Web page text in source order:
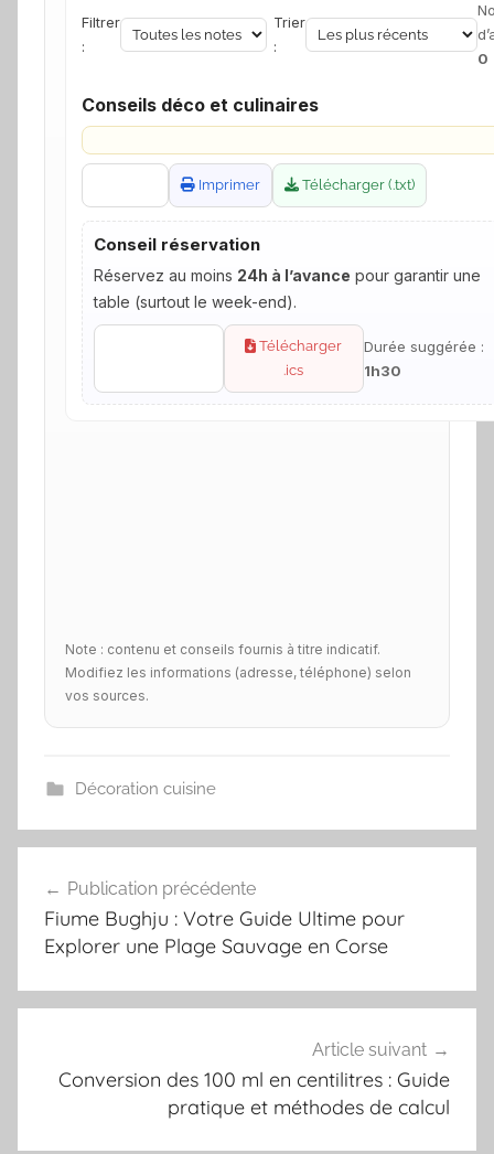
Filtrer
:
Trier
:
0
Conseils déco et culinaires
Imprimer Télécharger (.txt)
Conseil réservation
Réservez au moins 24h à l’avance pour garantir une
table (surtout le week-end).
Télécharger
.ics
Durée suggérée :
1h30
Note : contenu et conseils fournis à titre indicatif.
Modifiez les informations (adresse, téléphone) selon
vos sources.
Décoration cuisine
de
l’article
Publication précédente
Fiume Bughju : Votre Guide Ultime pour
Explorer une Plage Sauvage en Corse
Article suivant
Conversion des 100 ml en centilitres : Guide
pratique et méthodes de calcul